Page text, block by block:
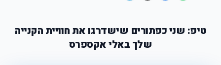
טיפ: שני כפתורים שישדרגו את חוויית הקנייה
שלך באלי אקספרס